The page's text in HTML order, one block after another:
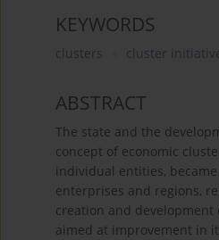
KEYWORDS
clusters cluster
ABSTRACT
The state and the
concept of economic
individual entities,
enterprises and regions,
creation and
aimed at improvement in